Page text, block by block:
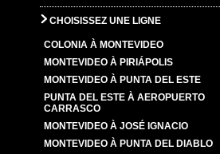
CHOISISSEZ UNE LIGNE
COLONIA À MONTEVIDEO
MONTEVIDEO À PIRIÁPOLIS
MONTEVIDEO À PUNTA DEL ESTE
PUNTA DEL ESTE À AEROPUERTO
CARRASCO
MONTEVIDEO À JOSÉ IGNACIO
MONTEVIDEO À PUNTA DEL DIABLO